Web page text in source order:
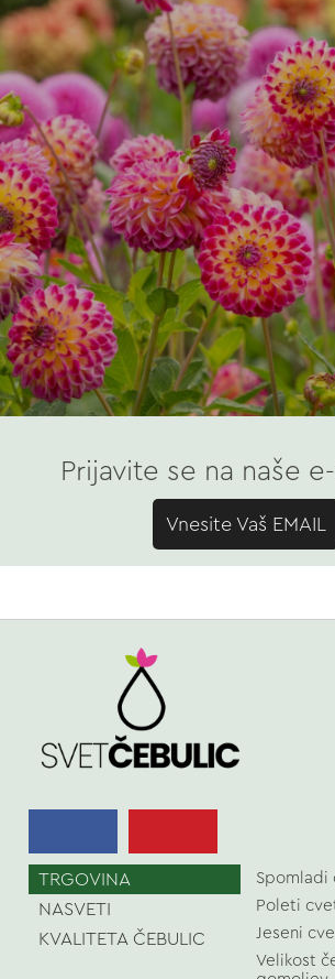
Prijavite se na naše
Vnesite Vaš EMAIL
TRGOVINA
NASVETI
KVALITETA ČEBULIC
Spomladi
Poleti
Jeseni
Velikost